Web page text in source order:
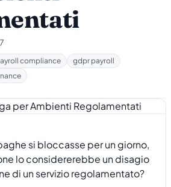
compliance
gdpr payroll
si bloccasse per un giorno,
lo considererebbe un disagio
di un servizio regolamentato?